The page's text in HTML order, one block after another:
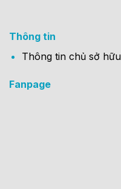
Thông tin
Thông tin chủ sở hữu
Fanpage